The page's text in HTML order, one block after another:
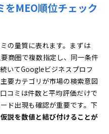
をMEO順位チェック
の量質に表れます。まずは
商圏で複数指定し、同一条件
いてGoogleビジネスプロフ
要カテゴリが市場の検索意図
コミは件数と平均評価だけで
ド出現も確認が重要です。下
説を数値と結び付けることが